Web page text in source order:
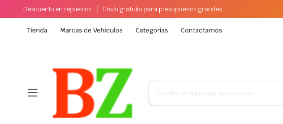
Descuento en repuestos. Envío gratuito para presupuestos grandes
Tienda Marcas de Vehiculos Categorias Contactarnos
Búsqueda
productos